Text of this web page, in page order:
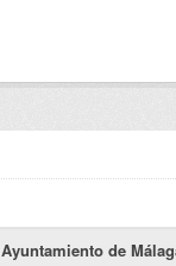
Ayuntamiento de